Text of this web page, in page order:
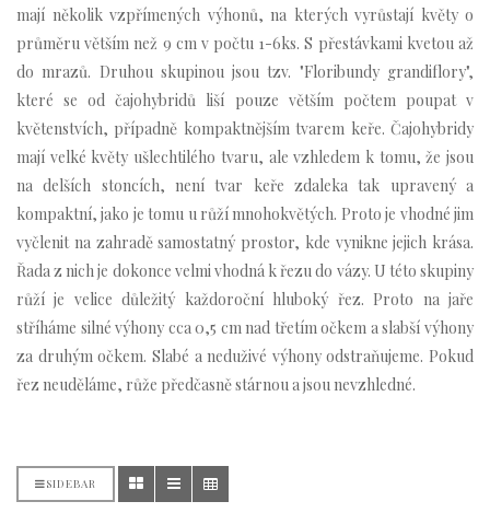
mají několik vzpřímených výhonů, na kterých vyrůstají květy o
průměru větším než 9 cm v počtu 1-6ks. S přestávkami kvetou až
do mrazů. Druhou skupinou jsou tzv. "Floribundy grandiflory",
které se od čajohybridů liší pouze větším počtem poupat v
květenstvích, případně kompaktnějším tvarem keře. Čajohybridy
mají velké květy ušlechtilého tvaru, ale vzhledem k tomu, že jsou
na delších stoncích, není tvar keře zdaleka tak upravený a
kompaktní, jako je tomu u růží mnohokvětých. Proto je vhodné jim
vyčlenit na zahradě samostatný prostor, kde vynikne jejich krása.
Řada z nich je dokonce velmi vhodná k řezu do vázy. U této skupiny
růží je velice důležitý každoroční hluboký řez. Proto na jaře
stříháme silné výhony cca 0,5 cm nad třetím očkem a slabší výhony
za druhým očkem. Slabé a neduživé výhony odstraňujeme. Pokud
řez neuděláme, růže předčasně stárnou a jsou nevzhledné.
SIDEBAR